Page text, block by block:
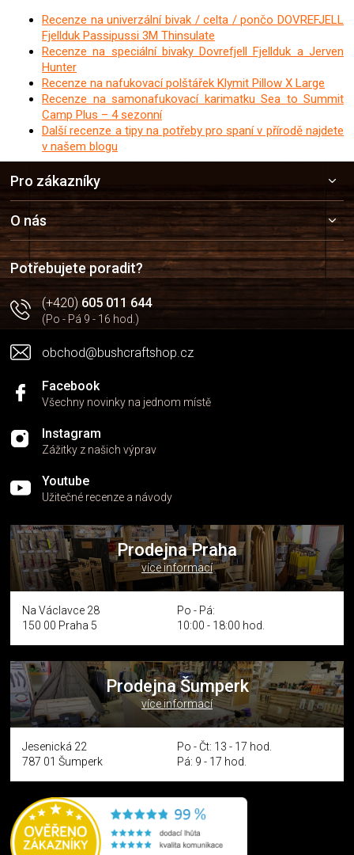
Recenze na univerzální bivak / celta / pončo DOVREFJELL
Fjellduk Passipussi 3M Thinsulate
Recenze na speciální bivaky Dovrefjell Fjellduk a Jerven
Hunter
Recenze na nafukovací polštářek Klymit Pillow X Large
Recenze na samonafukovací karimatku Sea to Summit
Camp Plus – 4 sezonní
Další recenze a tipy na potřeby pro spaní v přírodě najdete
v našem blogu
a
t
í
Pro zákazníky
O nás
Potřebujete poradit?
(+420)605 011 644
(Po - Pá 9 - 16 hod.)
obchod@bushcraftshop.cz
Facebook
Všechny novinky na jednom místě
Instagram
Zážitky z našich výprav
Youtube
Užitečné recenze a návody
Prodejna Praha
více informací
Na Václavce 28
150 00 Praha 5
Po - Pá:
10:00 - 18:00 hod.
Prodejna Šumperk
více informací
Jesenická 22
787 01 Šumperk
Po - Čt: 13 - 17 hod.
Pá: 9 - 17 hod.